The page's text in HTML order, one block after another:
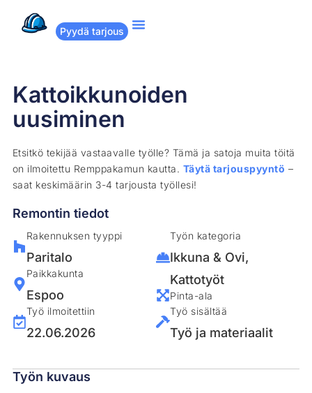
Pyydä tarjous
Kattoikkunoiden
uusiminen
Etsitkö tekijää vastaavalle työlle? Tämä ja satoja muita töitä
on ilmoitettu Remppakamun kautta. Täytä tarjouspyyntö –
saat keskimäärin 3-4 tarjousta työllesi!
Remontin tiedot
Rakennuksen tyyppi
Paritalo
Paikkakunta
Espoo
Työ ilmoitettiin
22.06.2026
Työn kategoria
Ikkuna & Ovi,
Kattotyöt
Pinta-ala
Työ sisältää
Työ ja materiaalit
Työn kuvaus